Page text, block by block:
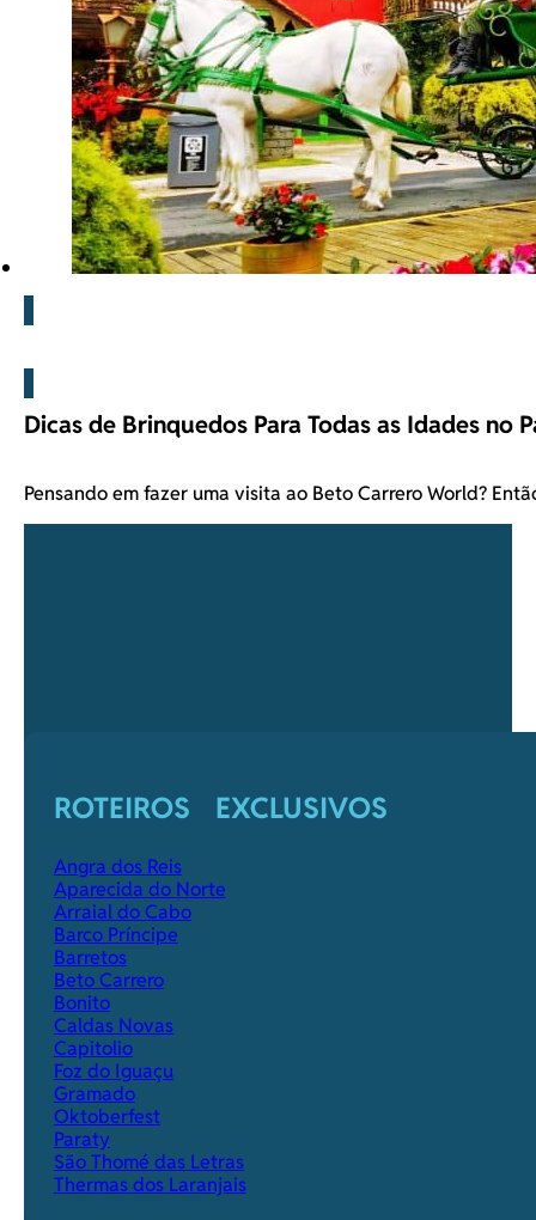
Dicas de Brinquedos Para Todas as Idades no
Pensando em fazer uma visita ao Beto Carrero World?
ROTEIROS EXCLUSIVOS
Angra dos Reis
Aparecida do Norte
Arraial do Cabo
Barco Príncipe
Barretos
Beto Carrero
Bonito
Caldas Novas
Capitolio
Foz do Iguaçu
Gramado
Oktoberfest
Paraty
São Thomé das Letras
Thermas dos Laranjais